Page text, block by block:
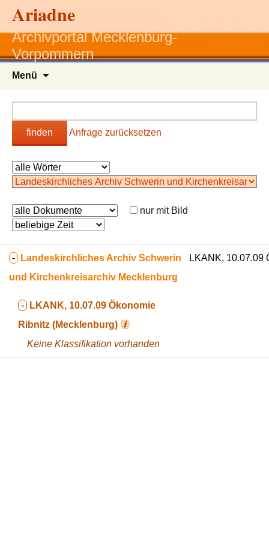
Ariadne
Archivportal Mecklenburg-
Vorpommern
Menü
finden Anfrage zurücksetzen
nur mit Bild
- Landeskirchliches Archiv Schwerin
und Kirchenkreisarchiv Mecklenburg
- LKANK, 10.07.09 Ökonomie
Ribnitz (Mecklenburg)
Keine Klassifikation vorhanden
LKANK, 10.07.09